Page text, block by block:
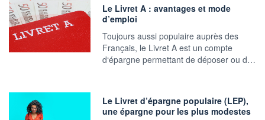
Le Livret A : avantages et mode
d’emploi
Toujours aussi populaire auprès des
Français, le Livret A est un compte
d‘épargne permettant de déposer ou d…
Le Livret d’épargne populaire (LEP),
une épargne pour les plus modestes